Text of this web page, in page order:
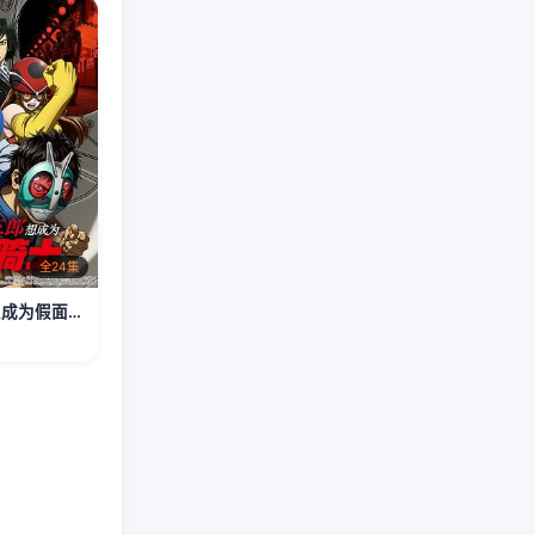
全24集
东岛丹三郎想成为假面骑士